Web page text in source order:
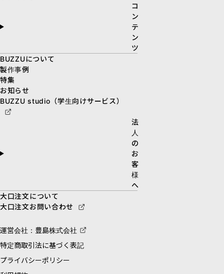
コ
ン
テ
ン
ツ
BUZZUについて
製作事例
特集
お知らせ
BUZZU studio（学生向けサービス）
法
人
の
お
客
様
へ
大口注文について
大口注文お問い合わせ
運営会社：豊島株式会社
特定商取引法に基づく表記
プライバシーポリシー